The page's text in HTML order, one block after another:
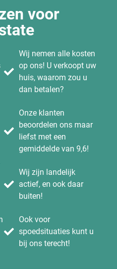
voor
Wij nemen alle kosten
op ons! U verkoopt uw
huis, waarom zou u
dan betalen?
Onze klanten
beoordelen ons maar
liefst met een
gemiddelde van 9,6!
Wij zijn landelijk
actief, en ook daar
buiten!
Ook voor
spoedsituaties kunt u
bij ons terecht!